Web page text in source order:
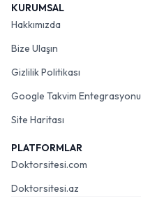
KURUMSAL
Hakkımızda
Bize Ulaşın
Gizlilik Politikası
Google Takvim Entegrasyonu
Site Haritası
PLATFORMLAR
Doktorsitesi.com
Doktorsitesi.az